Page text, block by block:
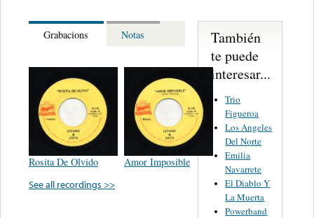
Grabacions Notas
Rosita De Olvido
Amor Imposible
See all recordings >>
También
te puede
interesar...
Trio
Figueroa
Los Angeles
Del Norte
Emilia
Navarrete
El Diablo Y
La Muerta
Powerband